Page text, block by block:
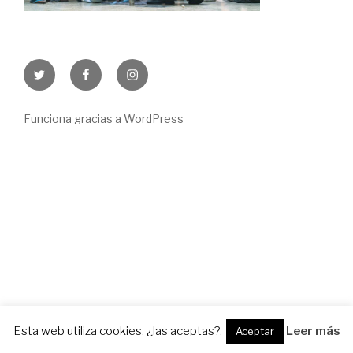
Twitter FacebookInstagram
Funciona gracias a WordPress
Esta web utiliza cookies, ¿las aceptas?. Aceptar Leer más